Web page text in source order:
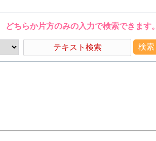
どちらか片方のみの入力で検索できます。